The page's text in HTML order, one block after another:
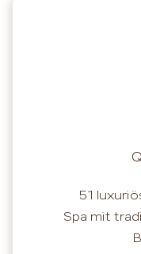
51
Spa mit